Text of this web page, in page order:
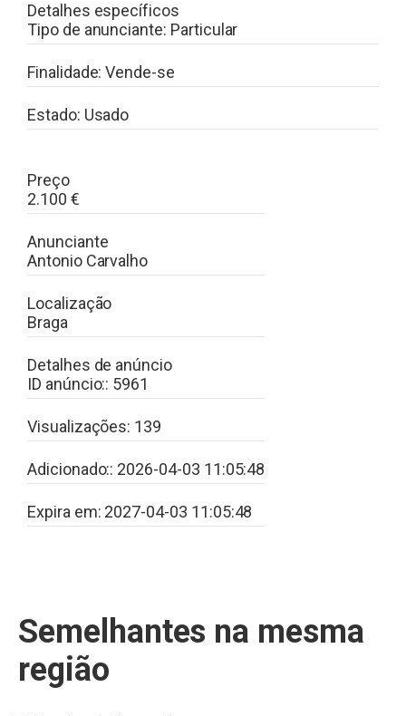
Detalhes específicos
Tipo de anunciante: Particular
Finalidade: Vende-se
Estado: Usado
Preço
2.100 €
Anunciante
Antonio Carvalho
Localização
Braga
Detalhes de anúncio
ID anúncio:: 5961
Visualizações: 139
Adicionado:: 2026-04-03 11:05:48
Expira em: 2027-04-03 11:05:48
Semelhantes na mesma
região